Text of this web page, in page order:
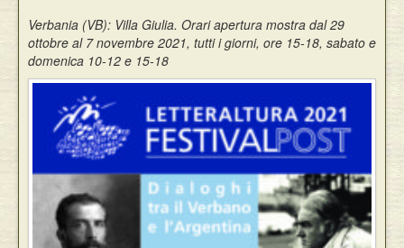
Pubblicazioni
Eventi
Verbania (VB): Villa Giulia. Orari apertura mostra dal 29
ottobre al 7 novembre 2021, tutti i giorni, ore 15-18, sabato e
domenica 10-12 e 15-18